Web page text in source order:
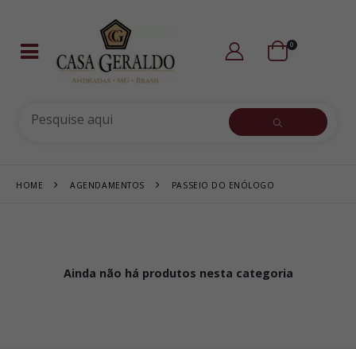
0
HOME AGENDAMENTOS PASSEIO DO ENÓLOGO
Ainda não há produtos nesta categoria